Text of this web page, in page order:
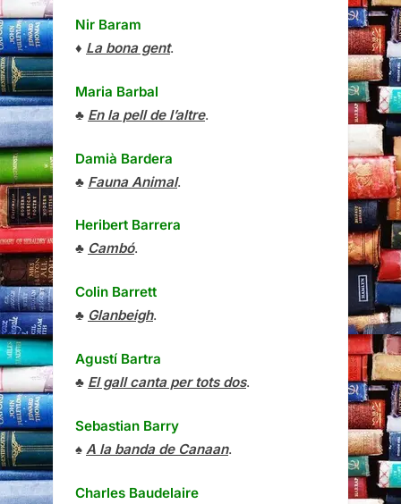
Nir Baram
♦ La bona gent.
Maria Barbal
♣ En la pell de l’altre.
Damià Bardera
♣ Fauna Animal.
Heribert Barrera
♣ Cambó.
Colin Barrett
♣ Glanbeigh.
Agustí Bartra
♣ El gall canta per tots dos.
Sebastian Barry
♠ A la banda de Canaan.
Charles Baudelaire